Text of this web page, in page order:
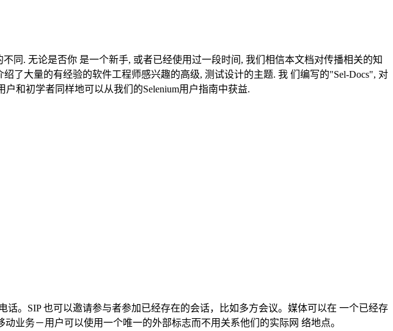
同. 无论是否你 是一个新手, 或者已经使用过一段时间, 我们相信本文档对传播相关的知
了大量的有经验的软件工程师感兴趣的高级, 测试设计的主题. 我 们编写的"Sel-Docs", 对
和初学者同样地可以从我们的Selenium用户指南中获益.
。SIP 也可以邀请参与者参加已经存在的会话，比如多方会议。媒体可以在 一个已经存
业务－用户可以使用一个唯一的外部标志而不用关系他们的实际网 络地点。